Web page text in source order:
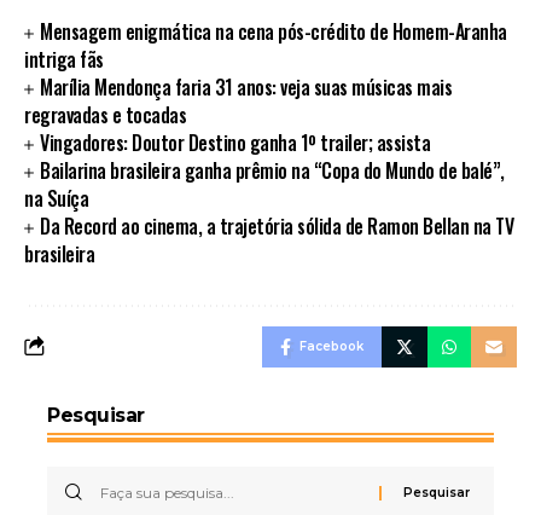
Mensagem enigmática na cena pós-crédito de Homem-Aranha
intriga fãs
Marília Mendonça faria 31 anos: veja suas músicas mais
regravadas e tocadas
Vingadores: Doutor Destino ganha 1º trailer; assista
Bailarina brasileira ganha prêmio na “Copa do Mundo de balé”,
na Suíça
Da Record ao cinema, a trajetória sólida de Ramon Bellan na TV
brasileira
Facebook
Pesquisar